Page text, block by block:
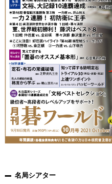
名局シアター